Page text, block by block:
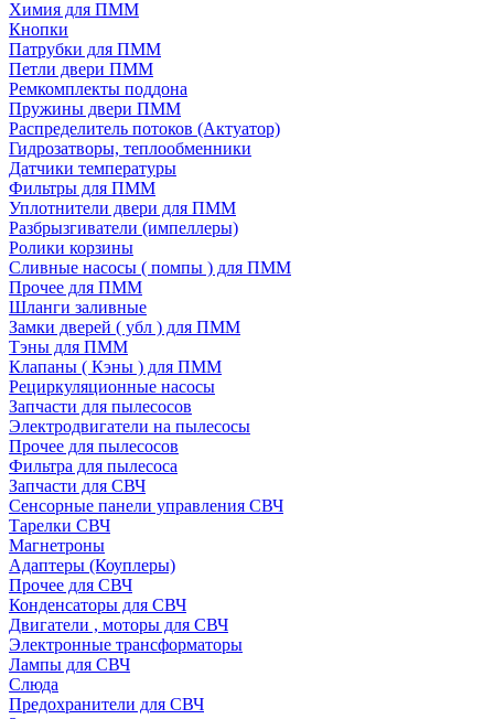
Химия для ПММ
Кнопки
Патрубки для ПММ
Петли двери ПММ
Ремкомплекты поддона
Пружины двери ПММ
Распределитель потоков (Актуатор)
Гидрозатворы, теплообменники
Датчики температуры
Фильтры для ПММ
Уплотнители двери для ПММ
Разбрызгиватели (импеллеры)
Ролики корзины
Сливные насосы ( помпы ) для ПММ
Прочее для ПММ
Шланги заливные
Замки дверей ( убл ) для ПММ
Тэны для ПММ
Клапаны ( Кэны ) для ПММ
Рециркуляционные насосы
Запчасти для пылесосов
Электродвигатели на пылесосы
Прочее для пылесосов
Фильтра для пылесоса
Запчасти для СВЧ
Сенсорные панели управления СВЧ
Тарелки СВЧ
Магнетроны
Адаптеры (Коуплеры)
Прочее для СВЧ
Конденсаторы для СВЧ
Двигатели , моторы для СВЧ
Электронные трансформаторы
Лампы для СВЧ
Слюда
Предохранители для СВЧ